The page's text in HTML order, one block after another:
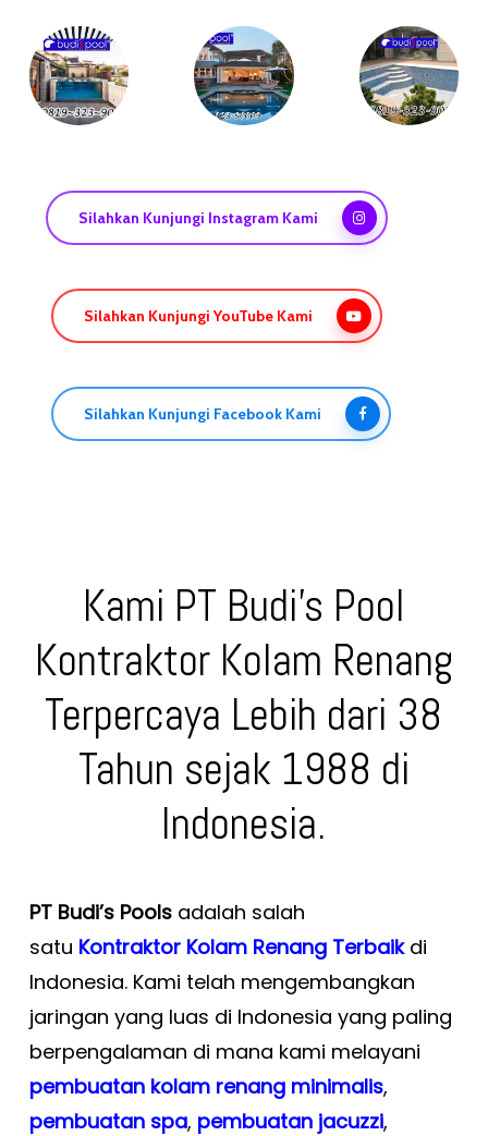
Silahkan Kunjungi Instagram Kami
Silahkan Kunjungi YouTube Kami
Silahkan Kunjungi Facebook Kami
Kami PT Budi’s Pool
Kontraktor Kolam Renang
Terpercaya Lebih dari 38
Tahun sejak 1988 di
Indonesia.
PT Budi’s Poolsadalah salah
satu Kontraktor Kolam Renang Terbaik di
Indonesia. Kami telah mengembangkan
jaringan yang luas di Indonesia yang paling
berpengalaman di mana kami melayani
pembuatan kolam renang minimalis,
pembuatan spa, pembuatan jacuzzi,